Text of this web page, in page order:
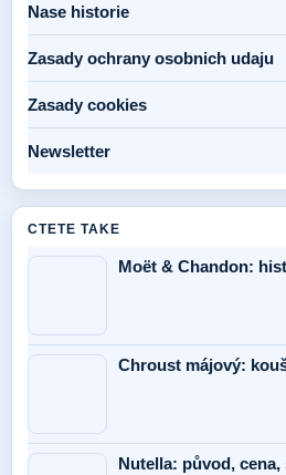
Nase historie
Zasady ochrany osobnich udaju
Zasady cookies
Newsletter
CTETE TAKE
Moët & Chandon:
Chroust májový:
Nutella: původ,